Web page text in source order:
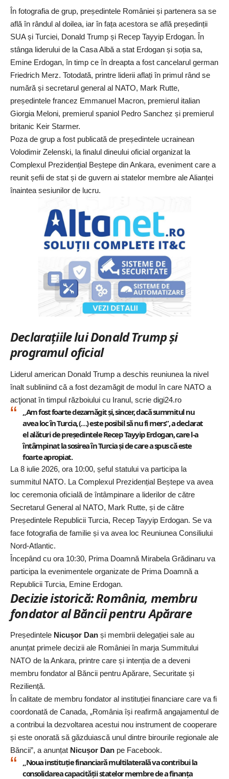
În fotografia de grup, președintele României și partenera sa se
află în rândul al doilea, iar în fața acestora se află președinții
SUA și Turciei, Donald Trump și Recep Tayyip Erdogan. În
stânga liderului de la Casa Albă a stat Erdogan și soția sa,
Emine Erdogan, în timp ce în dreapta a fost cancelarul german
Friedrich Merz. Totodată, printre liderii aflați în primul rând se
numără și secretarul general al NATO, Mark Rutte,
președintele francez Emmanuel Macron, premierul italian
Giorgia Meloni, premierul spaniol Pedro Sanchez și premierul
britanic Keir Starmer.
Poza de grup a fost publicată de președintele ucrainean
Volodimir Zelenski, la finalul dineului oficial organizat la
Complexul Prezidențial Beștepe din Ankara, eveniment care a
reunit șefii de stat și de guvern ai statelor membre ale Alianței
înaintea sesiunilor de lucru.
Declarațiile lui Donald Trump și
programul oficial
Liderul american Donald Trump a deschis reuniunea la nivel
înalt subliniind că a fost dezamăgit de modul în care NATO a
acţionat în timpul războiului cu Iranul, scrie digi24.ro
„Am fost foarte dezamăgit şi, sincer, dacă summitul nu
avea loc în Turcia, (…) este posibil să nu fi mers”, a declarat
el alături de preşedintele Recep Tayyip Erdogan, care l-a
întâmpinat la sosirea în Turcia şi de care a spus că este
foarte apropiat.
La 8 iulie 2026, ora 10:00, șeful statului va participa la
summitul NATO. La Complexul Prezidențial Beștepe va avea
loc ceremonia oficială de întâmpinare a liderilor de către
Secretarul General al NATO, Mark Rutte, și de către
Președintele Republicii Turcia, Recep Tayyip Erdogan. Se va
face fotografia de familie și va avea loc Reuniunea Consiliului
Nord-Atlantic.
Începând cu ora 10:30, Prima Doamnă Mirabela Grădinaru va
participa la evenimentele organizate de Prima Doamnă a
Republicii Turcia, Emine Erdogan.
Decizie istorică: România, membru
fondator al Băncii pentru Apărare
Președintele Nicușor Dan și membrii delegației sale au
anunțat primele decizii ale României în marja Summitului
NATO de la Ankara, printre care și intenția de a deveni
membru fondator al Băncii pentru Apărare, Securitate și
Reziliență.
În calitate de membru fondator al instituției financiare care va fi
coordonată de Canada, „România își reafirmă angajamentul de
a contribui la dezvoltarea acestui nou instrument de cooperare
și este onorată să găzduiască unul dintre birourile regionale ale
Băncii”, a anunțat Nicușor Dan pe Facebook.
„Noua instituție financiară multilaterală va contribui la
consolidarea capacității statelor membre de a finanța